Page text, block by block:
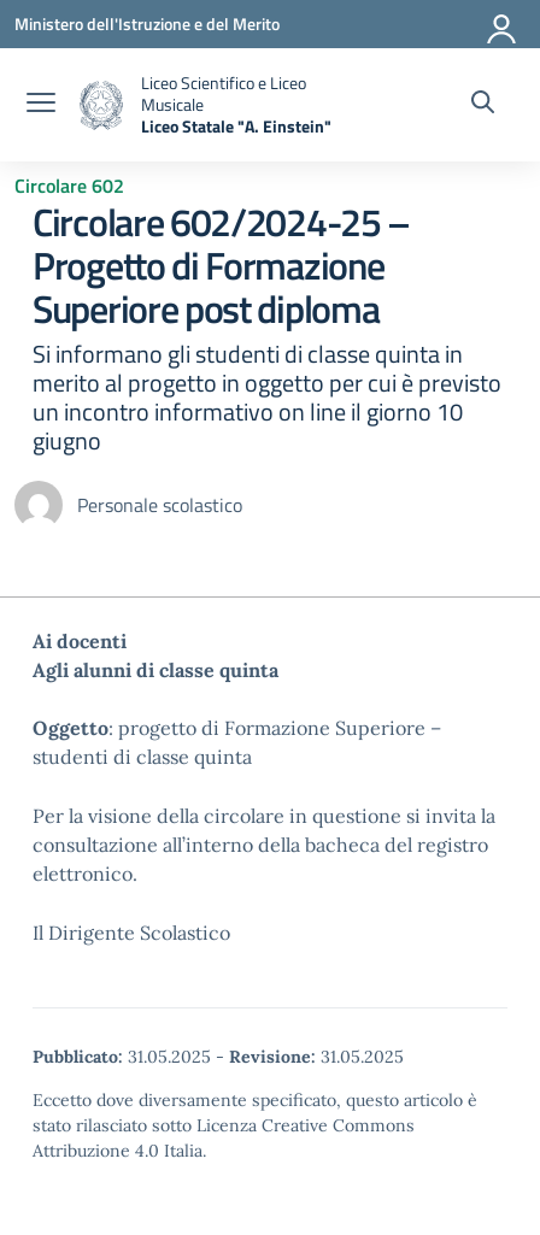
Vai ai contenuti
Vai al menu di navigazione
Vai al footer
Ministero dell'Istruzione e del Merito
Liceo Scientifico e Liceo
Musicale
Liceo Statale "A. Einstein"
Circolare 602
Circolare 602/2024-25 –
Progetto di Formazione
Superiore post diploma
Si informano gli studenti di classe quinta in
merito al progetto in oggetto per cui è previsto
un incontro informativo on line il giorno 10
giugno
Personale scolastico
Ai docenti
Agli alunni di classe quinta
Oggetto: progetto di Formazione Superiore –
studenti di classe quinta
Per la visione della circolare in questione si invita la
consultazione all’interno della bacheca del registro
elettronico.
Il Dirigente Scolastico
Pubblicato: 31.05.2025 - Revisione: 31.05.2025
Eccetto dove diversamente specificato, questo articolo è
stato rilasciato sotto Licenza Creative Commons
Attribuzione 4.0 Italia.